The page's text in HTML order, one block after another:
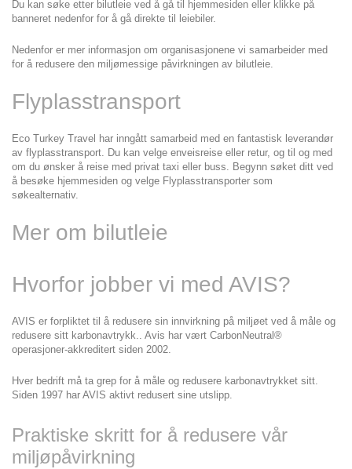
Du kan søke etter bilutleie ved å gå til hjemmesiden eller klikke på
banneret nedenfor for å gå direkte til leiebiler.
Nedenfor er mer informasjon om organisasjonene vi samarbeider med
for å redusere den miljømessige påvirkningen av bilutleie.
Flyplasstransport
Eco Turkey Travel har inngått samarbeid med en fantastisk leverandør
av flyplasstransport. Du kan velge enveisreise eller retur, og til og med
om du ønsker å reise med privat taxi eller buss. Begynn søket ditt ved
å besøke hjemmesiden og velge Flyplasstransporter som
søkealternativ.
Mer om bilutleie
Hvorfor jobber vi med AVIS?
AVIS er forpliktet til å redusere sin innvirkning på miljøet ved å måle og
redusere sitt karbonavtrykk.. Avis har vært CarbonNeutral®
operasjoner-akkreditert siden 2002.
Hver bedrift må ta grep for å måle og redusere karbonavtrykket sitt.
Siden 1997 har AVIS aktivt redusert sine utslipp.
Praktiske skritt for å redusere vår
miljøpåvirkning